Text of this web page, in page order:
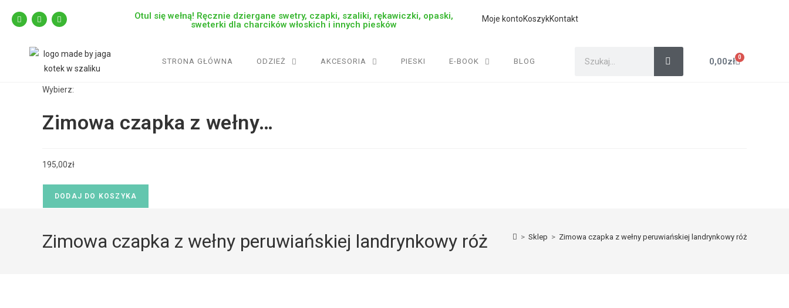
Otul się wełną! Ręcznie dziergane swetry, czapki, szaliki, rękawiczki, opaski,
sweterki dla charcików włoskich i innych piesków
Moje kontoKoszykKontakt
STRONA GŁÓWNA ODZIEŻ AKCESORIA PIESKI E-BOOK BLOG 0,00zł 0
Wybierz:
Zimowa czapka z wełny…
195,00zł
DODAJ DO KOSZYKA
Zimowa czapka z wełny peruwiańskiej landrynkowy róż > Sklep > Zimowa czapka z wełny peruwiańskiej landrynkowy róż